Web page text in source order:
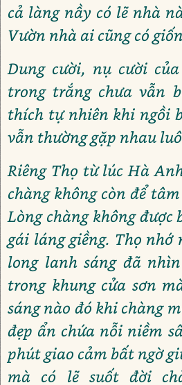
cả làng nầy có lẽ nhà
Vườn nhà ai cũng có
Dung cười, nụ cười
trong trắng chưa vẫn
thích tự nhiên khi ngồi
vẫn thường gặp nhau
Riêng Thọ từ lúc Hà
chàng không còn để
Lòng chàng không
gái láng giềng. Thọ nhớ
long lanh sáng đã
trong khung cửa sơn
sáng nào đó khi chàng
đẹp ẩn chứa nỗi niềm
phút giao cảm bất ngờ
mà có lẽ suốt đời